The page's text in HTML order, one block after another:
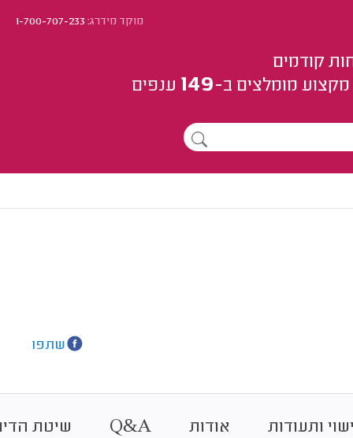
מוקד מידרג:1-700-707-233
קודמים
מקצוע מומלצים ב-149 ענפים
שתפו
ותעודות אודות Q&A שיטת